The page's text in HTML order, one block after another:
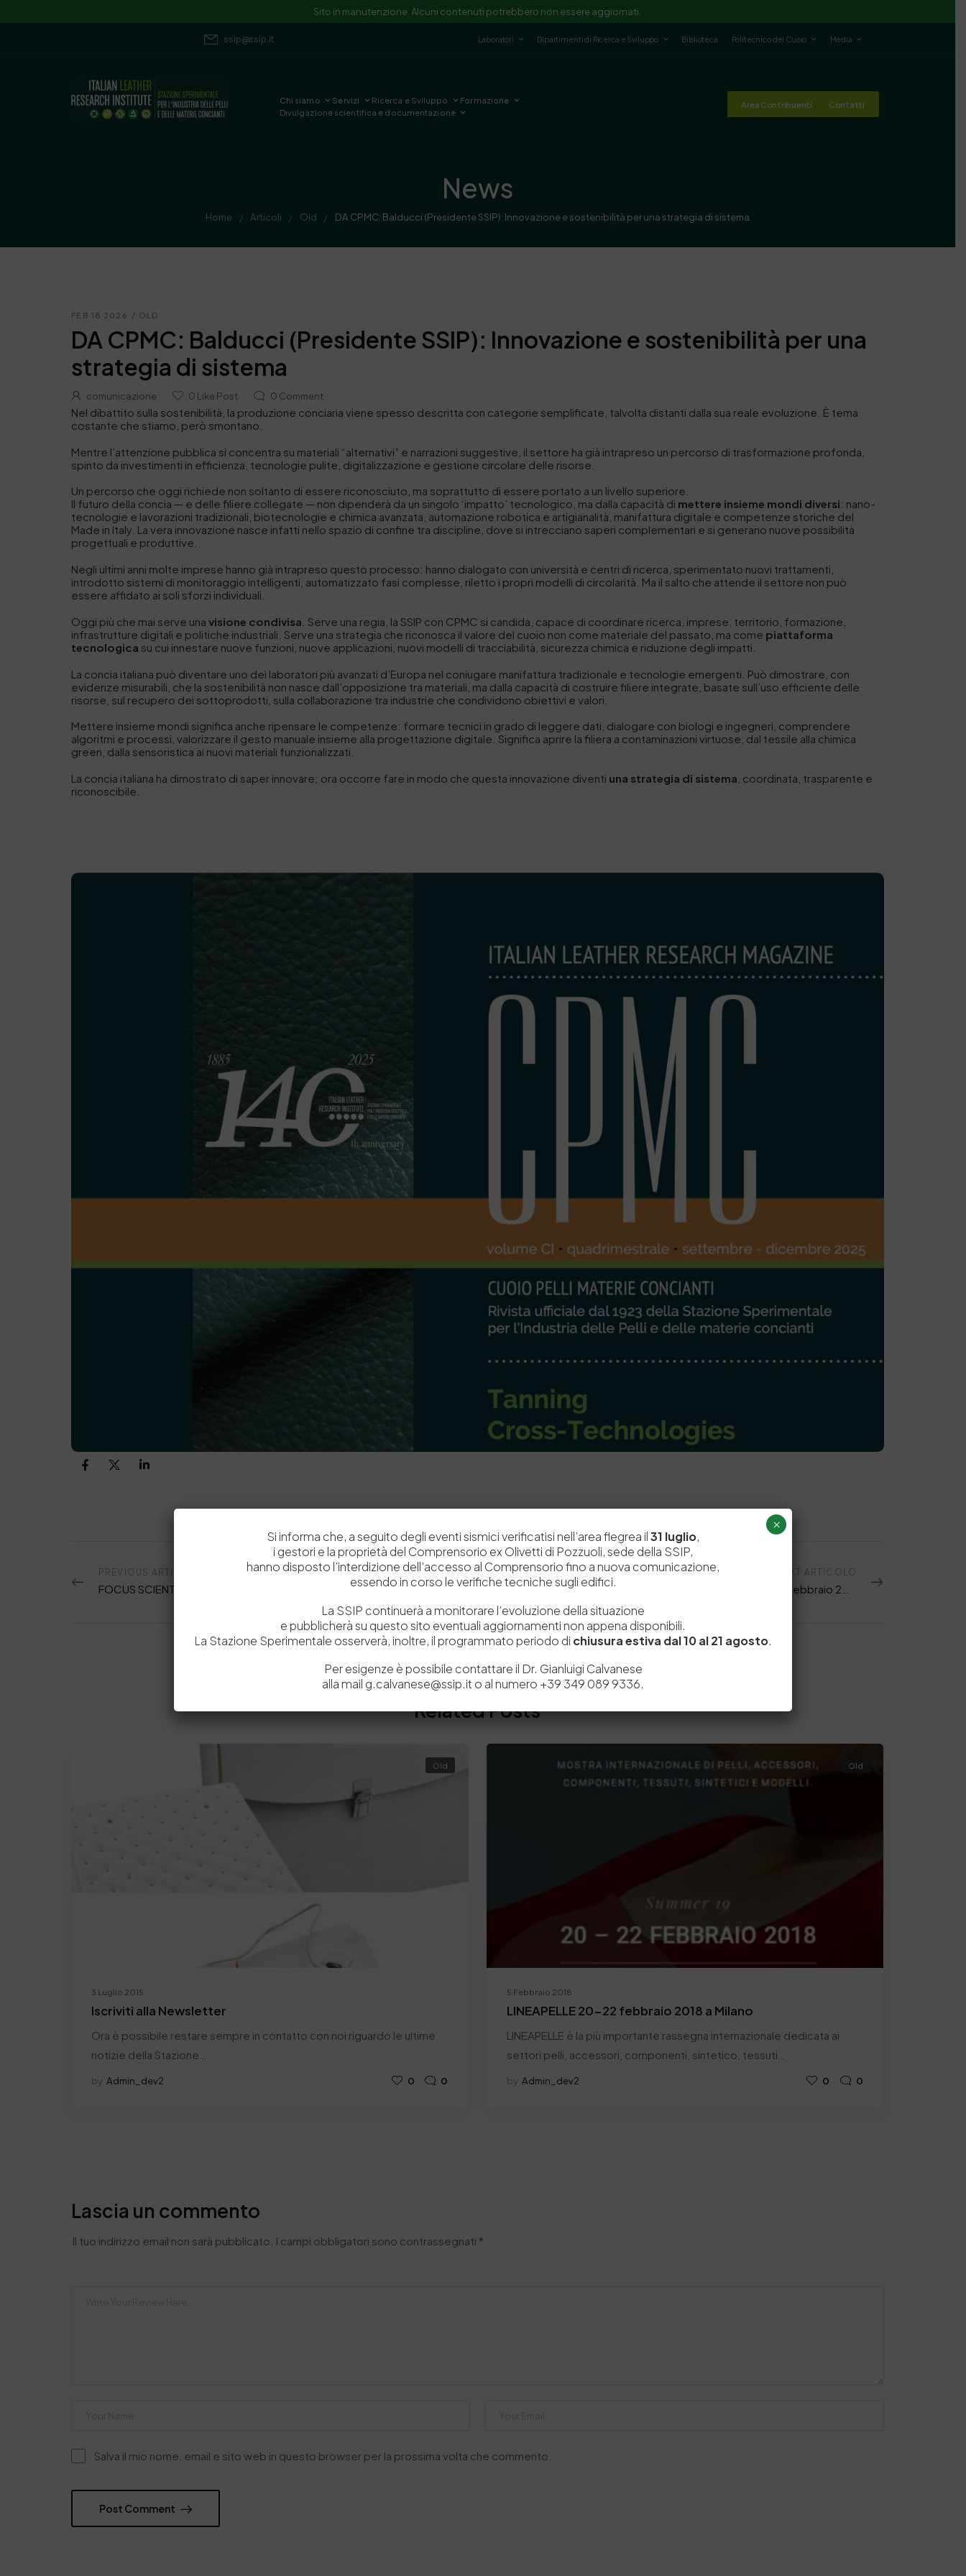
Sito in manutenzione. Alcuni contenuti potrebbero non essere aggiornati.
ssip@ssip.it Laboratori Dipartimenti di Ricerca e Sviluppo Biblioteca Politecnico del Cuoio Media
Chi siamo Servizi Ricerca e Sviluppo
Formazione
Divulgazione scientifica e documentazione
Area Contribuenti Contatti
News
Home / Articoli / Old / DA CPMC: Balducci (Presidente SSIP): Innovazione e sostenibilità per una strategia di sistema
FEB 18 2026 / OLD
DA CPMC: Balducci (Presidente SSIP): Innovazione e sostenibilità per una
strategia di sistema
comunicazione 0 Like Post 0 Comment
Nel dibattito sulla sostenibilità, la produzione conciaria viene spesso descritta con categorie semplificate, talvolta distanti dalla sua reale evoluzione. È tema
costante che stiamo, però smontano.
Mentre l’attenzione pubblica si concentra su materiali “alternativi” e narrazioni suggestive, il settore ha già intrapreso un percorso di trasformazione profonda,
spinto da investimenti in efficienza, tecnologie pulite, digitalizzazione e gestione circolare delle risorse.
Un percorso che oggi richiede non soltanto di essere riconosciuto, ma soprattutto di essere portato a un livello superiore.
Il futuro della concia — e delle filiere collegate — non dipenderà da un singolo ‘impatto’ tecnologico, ma dalla capacità di mettere insieme mondi diversi: nano-
tecnologie e lavorazioni tradizionali, biotecnologie e chimica avanzata, automazione robotica e artigianalità, manifattura digitale e competenze storiche del
Made in Italy. La vera innovazione nasce infatti nello spazio di confine tra discipline, dove si intrecciano saperi complementari e si generano nuove possibilità
progettuali e produttive.
Negli ultimi anni molte imprese hanno già intrapreso questo processo: hanno dialogato con università e centri di ricerca, sperimentato nuovi trattamenti,
introdotto sistemi di monitoraggio intelligenti, automatizzato fasi complesse, riletto i propri modelli di circolarità. Ma il salto che attende il settore non può
essere affidato ai soli sforzi individuali.
Oggi più che mai serve unavisione condivisa . Serve una regia, la SSIP con CPMC si candida, capace di coordinare ricerca, imprese, territorio, formazione,
infrastrutture digitali e politiche industriali. Serve una strategia che riconosca il valore del cuoio non come materiale del passato, ma come piattaforma
tecnologica su cui innestare nuove funzioni, nuove applicazioni, nuovi modelli di tracciabilità, sicurezza chimica e riduzione degli impatti.
La concia italiana può diventare uno dei laboratori più avanzati d’Europa nel coniugare manifattura tradizionale e tecnologie emergenti. Può dimostrare, con
evidenze misurabili, che la sostenibilità non nasce dall’opposizione tra materiali, ma dalla capacità di costruire filiere integrate, basate sull’uso efficiente delle
risorse, sul recupero dei sottoprodotti, sulla collaborazione tra industrie che condividono obiettivi e valori.
Mettere insieme mondi significa anche ripensare le competenze: formare tecnici in grado di leggere dati, dialogare con biologi e ingegneri, comprendere
algoritmi e processi, valorizzare il gesto manuale insieme alla progettazione digitale. Significa aprire la filiera a contaminazioni virtuose, dal tessile alla chimica
green, dalla sensoristica ai nuovi materiali funzionalizzati.
La concia italiana ha dimostrato di saper innovare; ora occorre fare in modo che questa innovazione diventi una strategia di sistema , coordinata, trasparente e
riconoscibile.
PREVIOUS ARTICOLO
FOCUS SCIENTIFICO – La lignina come risorsa bio-based per l’industria conciaria: stato dell’arte, prestazioni e prospettive di sviluppo – PARTE II
NEXT ARTICOLO
Related Posts
3 Luglio 2015
Old
Iscriviti alla Newsletter
Ora è possibile restare sempre in contatto con noi riguardo le ultime
notizie della Stazione…
by Admin_dev2 0 0
5 Febbraio 2018
Old
LINEAPELLE 20-22 febbraio 2018 a Milano
LINEAPELLE è la più importante rassegna internazionale dedicata ai
settori pelli, accessori, componenti, sintetico, tessuti…
by Admin_dev2 0 0
Lascia un commento
Il tuo indirizzo email non sarà pubblicato. I campi obbligatori sono contrassegnati *
Salva il mio nome, email e sito web in questo browser per la prossima volta che commento.
Post Comment
Si informa che, a seguito degli eventi sismici verificatisi nell’area flegrea il31 luglio,
i gestori e la proprietà del Comprensorio ex Olivetti di Pozzuoli, sede della SSIP,
hanno disposto l’interdizione dell’accesso al Comprensorio fino a nuova comunicazione,
essendo in corso le verifiche tecniche sugli edifici.
La SSIP continuerà a monitorare l’evoluzione della situazione
e pubblicherà su questo sito eventuali aggiornamenti non appena disponibili.
La Stazione Sperimentale osserverà, inoltre, il programmato periodo di chiusura estiva dal 10 al 21 agosto.
Per esigenze è possibile contattare il Dr. Gianluigi Calvanese
alla mail g.calvanese@ssip.it o al numero +39 349 089 9336.
×